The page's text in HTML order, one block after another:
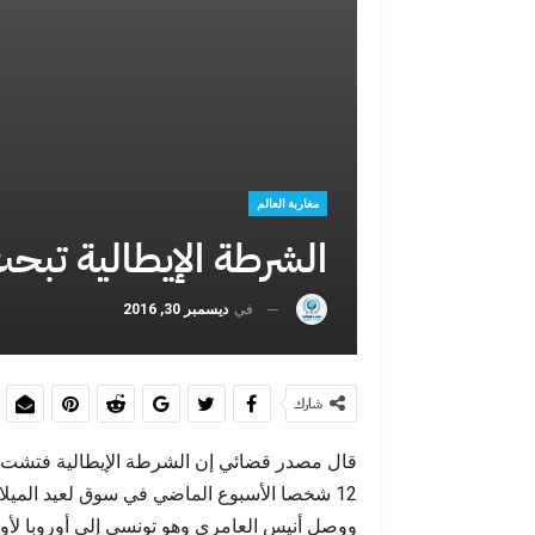
مغاربة العالم
الشرطة الإيطالية
في ديسمبر 30, 2016
شارك
قال مصدر قضائي إن الشرطة الإيطالية فتشت
12 شخصا الأسبوع الماضي في سوق لعيد الميلاد في برلين ربما قد أقام بها بعض الوقت.